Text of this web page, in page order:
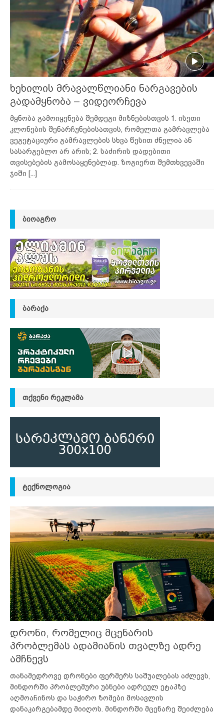
ხეხილის მრავალწლიანი ნარგავების
გადამყნობა – ვიდეორჩევა
მყნობა გამოიყენება შემდეგი მიზნებისთვის 1. ისეთი
კლონების შენარჩუნებისათვის, რომელთა გამრავლება
ვეგეტაციური გამრავლების სხვა წესით ძნელია ან
სასარგებლო არ არის; 2. საძირის დადებითი
თვისებების გამოსაყენებლად. ზოგიერთ შემთხვევაში
ჯიში [...]
ᲑᲘᲝᲐᲒᲠᲝ
ᲑᲐᲠᲐᲥᲐ
ᲗᲥᲕᲔᲜᲘ ᲠᲔᲙᲚᲐᲛᲐ
ᲢᲔᲥᲜᲝᲚᲝᲒᲘᲐ
დრონი, რომელიც მცენარის
პრობლემას ადამიანის თვალზე ადრე
ამჩნევს
თანამედროვე დრონები ფერმერს საშუალებას აძლევს,
მინდორში პრობლემური უბნები ადრეულ ეტაპზე
აღმოაჩინოს და საჭირო ზომები მოსავლის
დანაკარგებამდე მიიღოს. მინდორში მცენარე შეიძლება